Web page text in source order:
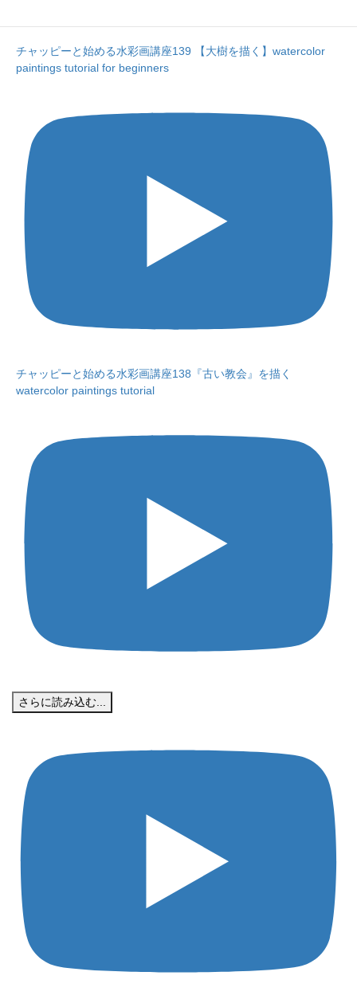
チャッピーと始める水彩画講座139 【大樹を描く】watercolor
paintings tutorial for beginners
チャッピーと始める水彩画講座138『古い教会』を描く
watercolor paintings tutorial
さらに読み込む...